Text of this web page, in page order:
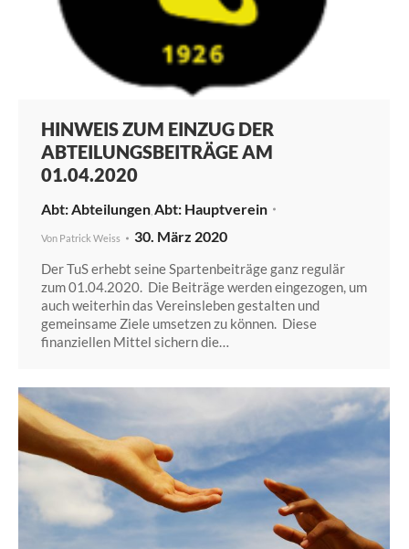
HINWEIS ZUM EINZUG DER
ABTEILUNGSBEITRÄGE AM
01.04.2020
Abteilungen Hauptverein
Von Patrick Weiss 30. März 2020
Der TuS erhebt seine Spartenbeiträge ganz regulär
zum 01.04.2020. Die Beiträge werden eingezogen, um
auch weiterhin das Vereinsleben gestalten und
gemeinsame Ziele umsetzen zu können. Diese
finanziellen Mittel sichern die…